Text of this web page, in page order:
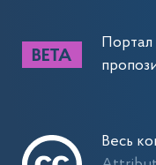
Портал
Весь